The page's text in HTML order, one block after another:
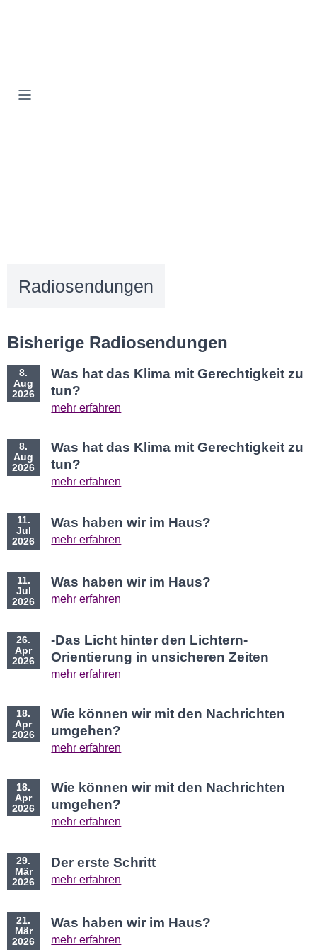
Radiosendungen
Bisherige Radiosendungen
8.
Aug
2026
Was hat das Klima mit Gerechtigkeit zu
tun?
mehr erfahren
8.
Aug
2026
Was hat das Klima mit Gerechtigkeit zu
tun?
mehr erfahren
11.
Jul
2026
Was haben wir im Haus?
mehr erfahren
11.
Jul
2026
Was haben wir im Haus?
mehr erfahren
26.
Apr
2026
-Das Licht hinter den Lichtern-
Orientierung in unsicheren Zeiten
mehr erfahren
18.
Apr
2026
Wie können wir mit den Nachrichten
umgehen?
mehr erfahren
18.
Apr
2026
Wie können wir mit den Nachrichten
umgehen?
mehr erfahren
29.
Mär
2026
Der erste Schritt
mehr erfahren
21.
Mär
2026
Was haben wir im Haus?
mehr erfahren